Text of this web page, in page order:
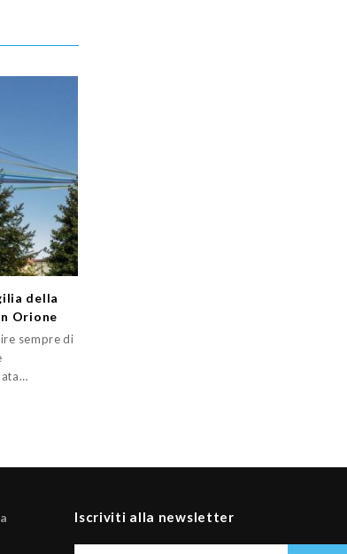
della
Orione
sempre di
Iscriviti alla newsletter